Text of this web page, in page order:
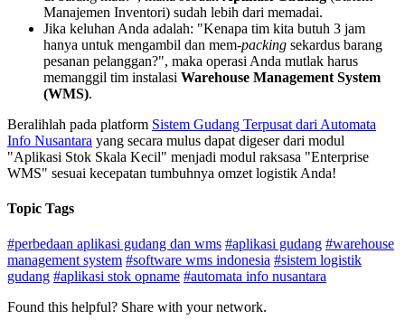
Manajemen Inventori) sudah lebih dari memadai.
Jika keluhan Anda adalah: "Kenapa tim kita butuh 3 jam
hanya untuk mengambil dan mem-packing sekardus barang
pesanan pelanggan?", maka operasi Anda mutlak harus
memanggil tim instalasi Warehouse Management System
(WMS).
Beralihlah pada platform Sistem Gudang Terpusat dari Automata
Info Nusantara yang secara mulus dapat digeser dari modul
"Aplikasi Stok Skala Kecil" menjadi modul raksasa "Enterprise
WMS" sesuai kecepatan tumbuhnya omzet logistik Anda!
Topic Tags
#perbedaan aplikasi gudang dan wms #aplikasi gudang #warehouse
management system #software wms indonesia #sistem logistik
gudang #aplikasi stok opname #automata info nusantara
Found this helpful? Share with your network.